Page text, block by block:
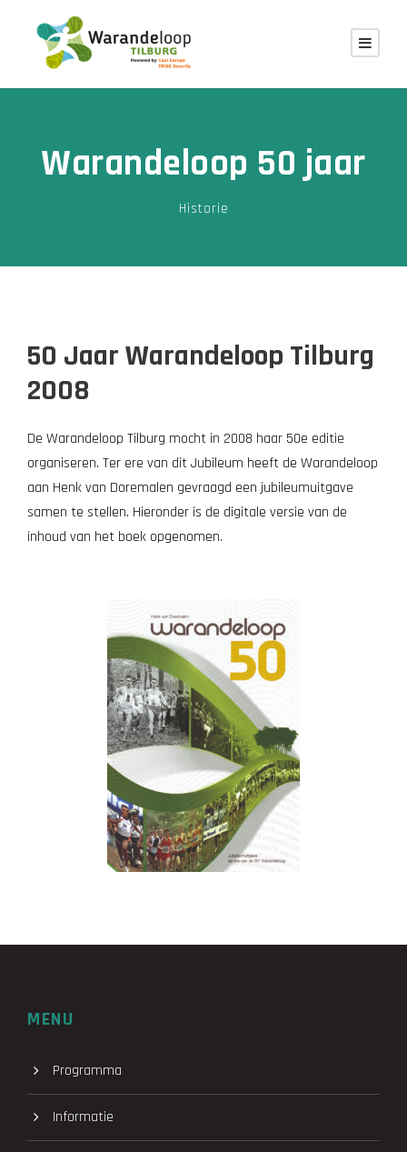
Warandeloop 50 jaar
Historie
50 Jaar Warandeloop Tilburg
2008
De Warandeloop Tilburg mocht in 2008 haar 50e editie
organiseren. Ter ere van dit Jubileum heeft de Warandeloop
aan Henk van Doremalen gevraagd een jubileumuitgave
samen te stellen. Hieronder is de digitale versie van de
inhoud van het boek opgenomen.
MENU
Programma
Informatie